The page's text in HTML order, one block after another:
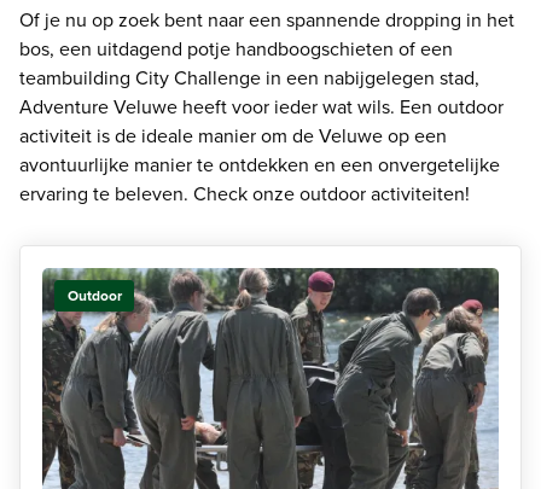
Of je nu op zoek bent naar een spannende dropping in het
bos, een uitdagend potje handboogschieten of een
teambuilding City Challenge in een nabijgelegen stad,
Adventure Veluwe heeft voor ieder wat wils. Een outdoor
activiteit is de ideale manier om de Veluwe op een
avontuurlijke manier te ontdekken en een onvergetelijke
ervaring te beleven. Check onze outdoor activiteiten!
Outdoor